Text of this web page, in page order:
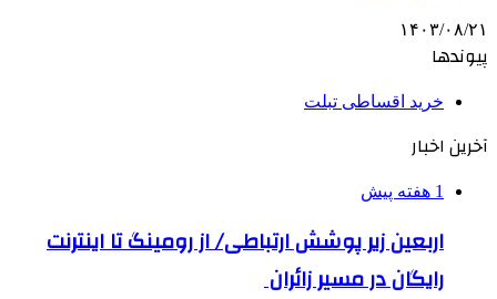
۱۴۰۳/۰۸/۲۱
پیوندها
خرید اقساطی تبلت
آخرین اخبار
1 هفته پیش
اربعین زیر پوشش ارتباطی/ از رومینگ تا اینترنت
رایگان در مسیر زائران